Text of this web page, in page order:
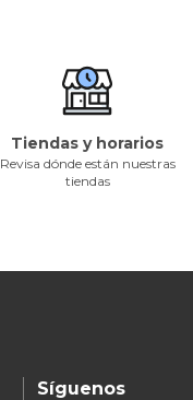
Tiendas y horarios
Revisa dónde están nuestras
tiendas
Síguenos